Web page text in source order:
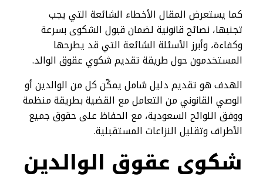
كما يستعرض المقال الأخطاء الشائعة التي يجب
تجنبها، نصائح قانونية لضمان قبول الشكوى بسرعة
وكفاءة، وأبرز الأسئلة الشائعة التي قد يطرحها
المستخدمون حول طريقة تقديم شكوي عقوق الوالد.
الهدف هو تقديم دليل شامل يمكّن كل من الوالدين أو
الوصي القانوني من التعامل مع القضية بطريقة منظمة
ووفق اللوائح السعودية، مع الحفاظ على حقوق جميع
الأطراف وتقليل النزاعات المستقبلية.
شكوى عقوق الوالدين